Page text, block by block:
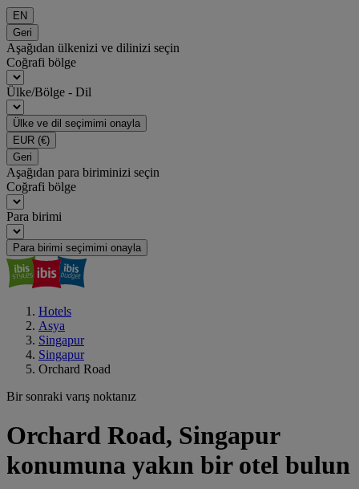
EN
Geri
Aşağıdan ülkenizi ve dilinizi seçin
Coğrafi bölge
Ülke/Bölge - Dil
Ülke ve dil seçimimi onayla
EUR (€)
Geri
Aşağıdan para biriminizi seçin
Coğrafi bölge
Para birimi
Para birimi seçimimi onayla
Hotels
Asya
Singapur
Singapur
Orchard Road
Bir sonraki varış noktanız
Orchard Road, Singapur
konumuna yakın bir otel bulun